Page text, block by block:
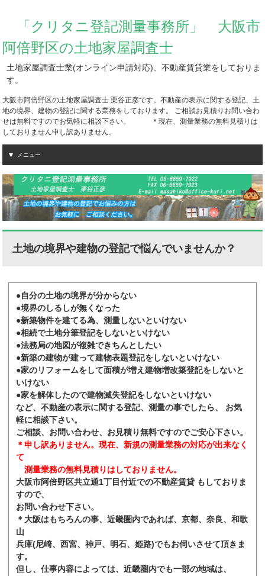
「クリタニ登記測量事務所」 大阪市
阿倍野区の土地家屋調査士
土地家屋調査士業(オンライン申請対応)、不動産賃貸業をしておりま
す。
大阪市阿倍野区の土地家屋調査士 栗谷正彦です。不動産の表示に関する登記、土
地の境界、建物の登記に関する業務をしております。 ご相談お見積りお問い合わ
せは無料ですのでお気軽に相談下さい。 ＊現在、測量業務の無料見積りは
しておりません申し訳ありません。
メニュー
土地の境界や建物の登記で悩んでいませんか？
●自分の土地の境界が分からない
●境界のしるしが無くなった
●新築物件を建てる為、測量しないといけない
●相続で土地分筆登記をしないといけない
●法務局の地図が複雑できちんとしたい
●新築の建物が建って建物表題登記をしないといけない
●家のリフォームをして面積が増え建物増改築登記をしないと
いけない
●家を解体したので建物滅失登記をしないといけない
など、不動産の表示に関する登記、測量の事でしたら、 お気
軽に相談下さい。
ご相談、お問い合わせ、お見積り無料ですのでご安心下さい。
＊申し訳ありません。現在、新規の測量業務の対応が出来なく
て
測量業務の無料見積りはしておりません。
大阪市阿倍野区共立通1丁目付近での不動産賃貸 もしておりま
すので、
お問い合わせ下さい。
＊大阪はもちろんの事、近畿圏内であれば、京都、奈良、和歌
山
兵庫(尼崎、西宮、神戸、明石、姫路)でもお伺いさせて頂きま
す。
但し、仕事内容によっては、近畿圏内でも一部の地域は、